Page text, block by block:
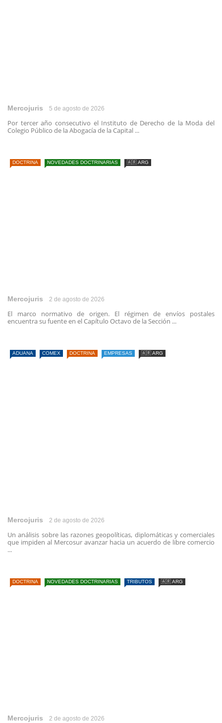
Mercojuris 5 de agosto de 2026
Por tercer año consecutivo el Instituto de Derecho de la Moda del
Colegio Público de la Abogacía de la Capital ...
DOCTRINA NOVEDADES DOCTRINARIAS 🇦🇷 ARG
Mercojuris 2 de agosto de 2026
El marco normativo de origen. El régimen de envíos postales
encuentra su fuente en el Capítulo Octavo de la Sección ...
ADUANA COMEX DOCTRINA EMPRESAS 🇦🇷 ARG
Mercojuris 2 de agosto de 2026
Un análisis sobre las razones geopolíticas, diplomáticas y comerciales
que impiden al Mercosur avanzar hacia un acuerdo de libre comercio
...
DOCTRINA NOVEDADES DOCTRINARIAS TRIBUTOS 🇦🇷 ARG
Mercojuris 2 de agosto de 2026